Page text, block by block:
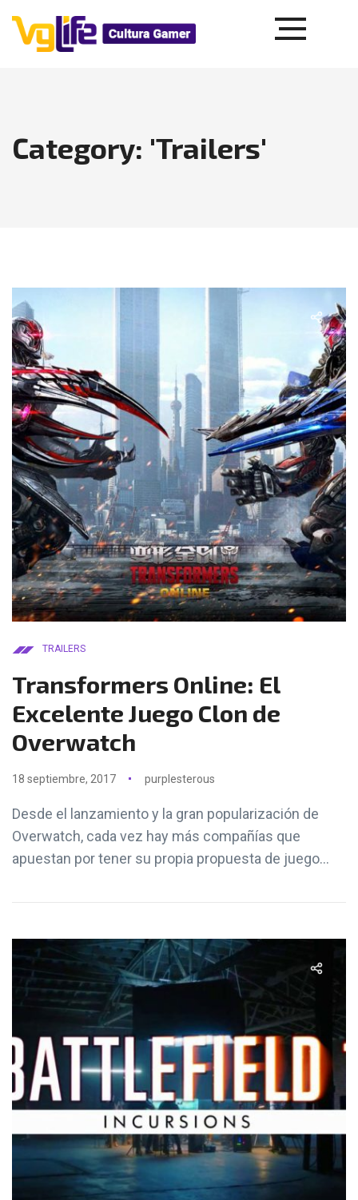
Category: 'Trailers'
TRAILERS
Transformers Online: El
Excelente Juego Clon de
Overwatch
18 septiembre, 2017 purplesterous
Desde el lanzamiento y la gran popularización de
Overwatch, cada vez hay más compañías que
apuestan por tener su propia propuesta de juego...